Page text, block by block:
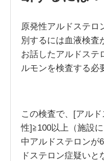
原発性アルドステロ
別するには血液検査
お話したアルドステ
ルモンを検査する必
この検査で、[アル
性]≧100以上（施設
中アルドステロンが
ドステロン症疑いと